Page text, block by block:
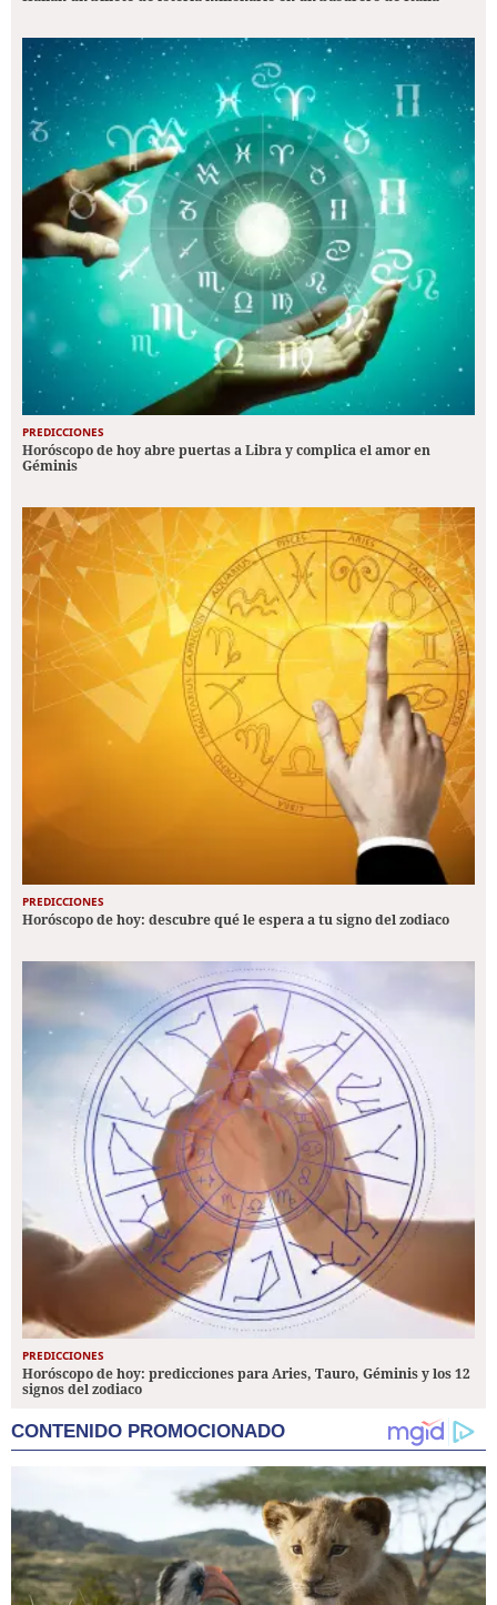
PREDICCIONES
Horóscopo de hoy abre puertas a Libra y complica el amor en
Géminis
PREDICCIONES
Horóscopo de hoy: descubre qué le espera a tu signo del zodiaco
PREDICCIONES
Horóscopo de hoy: predicciones para Aries, Tauro, Géminis y los 12
signos del zodiaco
CONTENIDO PROMOCIONADO